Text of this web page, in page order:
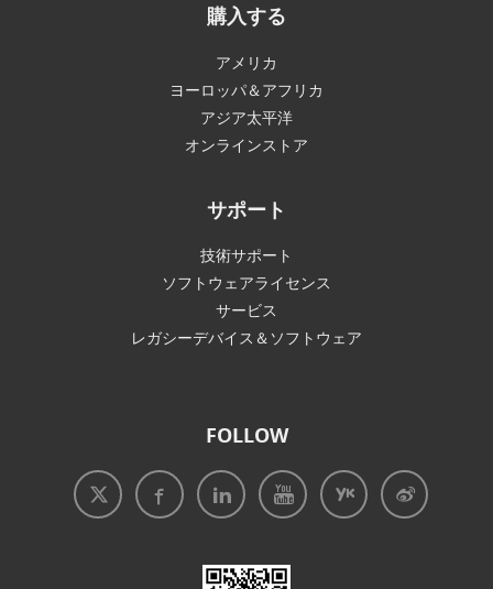
購入する
アメリカ
ヨーロッパ＆アフリカ
アジア太平洋
オンラインストア
サポート
技術サポート
ソフトウェアライセンス
サービス
レガシーデバイス＆ソフトウェア
FOLLOW